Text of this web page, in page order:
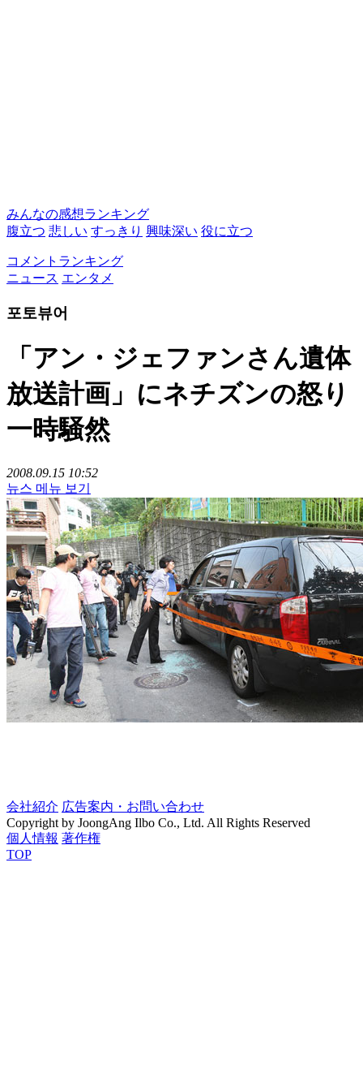
みんなの感想ランキング
腹立つ 悲しい すっきり 興味深い 役に立つ
コメントランキング
ニュース エンタメ
포토뷰어
「アン・ジェファンさん遺体
放送計画」にネチズンの怒り
一時騒然
2008.09.15 10:52
뉴스 메뉴 보기
会社紹介 広告案内・お問い合わせ
Copyright by JoongAng Ilbo Co., Ltd. All Rights Reserved
個人情報 著作権
TOP